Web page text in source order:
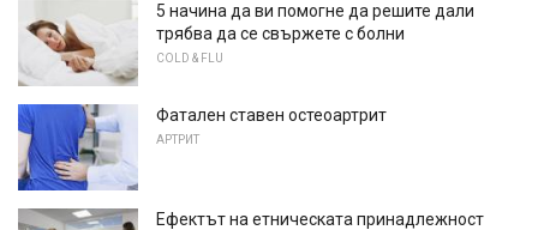
5 начина да ви помогне да решите дали
трябва да се свържете с болни
COLD & FLU
Фатален ставен остеоартрит
АРТРИТ
Ефектът на етническата принадлежност